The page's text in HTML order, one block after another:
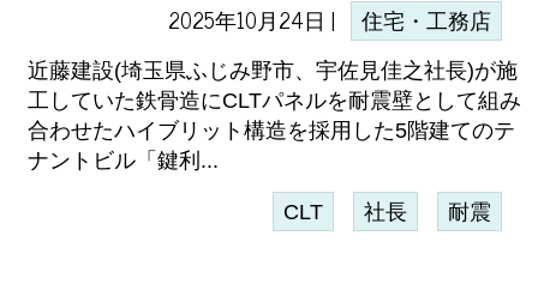
2025年10月24日 | 住宅・工務店
近藤建設(埼玉県ふじみ野市、宇佐見佳之社長)が施
工していた鉄骨造にCLTパネルを耐震壁として組み
合わせたハイブリット構造を採用した5階建てのテ
ナントビル「鍵利...
CLT 社長 耐震